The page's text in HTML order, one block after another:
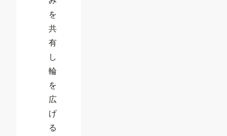
を
共
有
し
輪
を
広
げ
る